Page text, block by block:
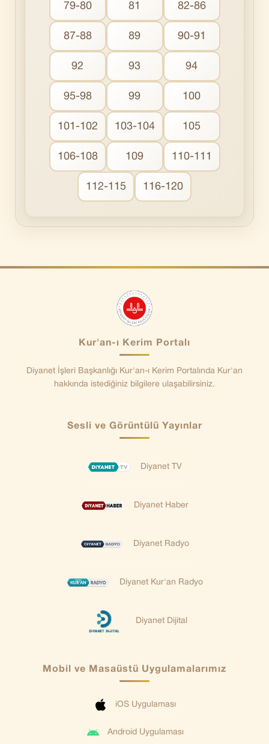
79-80 81 82-86
87-88 89 90-91
92 93 94
95-98 99 100
101-102 103-104 105
106-108 109 110-111
112-115 116-120
Kur'an-ı Kerim Portalı
Diyanet İşleri Başkanlığı Kur'an-ı Kerim Portalında Kur'an
hakkında istediğiniz bilgilere ulaşabilirsiniz.
Sesli ve Görüntülü Yayınlar
Diyanet TV
Diyanet Haber
Diyanet Radyo
Diyanet Kur'an Radyo
Diyanet Dijital
Mobil ve Masaüstü Uygulamalarımız
iOS Uygulaması
Android Uygulaması